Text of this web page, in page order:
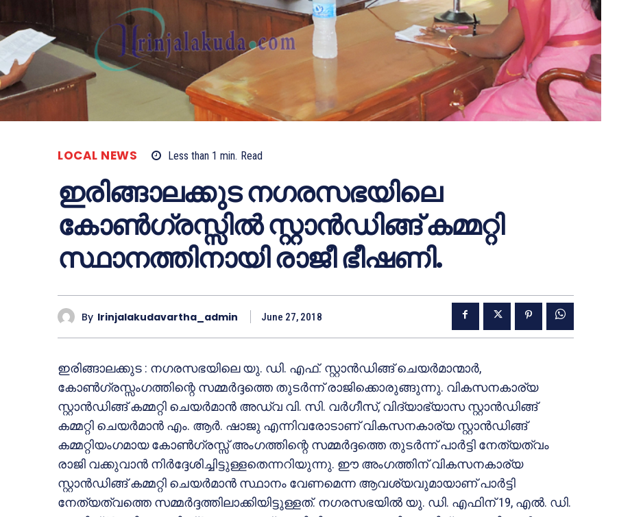
LOCAL NEWS Less than 1 min. Read
ഇരിങ്ങാലക്കുട നഗരസഭയിലെ
കോണ്‍ഗ്രസ്സില്‍ സ്റ്റാന്‍ഡിങ്ങ് കമ്മറ്റി
സ്ഥാനത്തിനായി രാജീ ഭീഷണി.
By Irinjalakudavartha_admin June 27, 2018
ഇരിങ്ങാലക്കുട : നഗരസഭയിലെ യു. ഡി. എഫ്. സ്റ്റാന്‍ഡിങ്ങ് ചെയര്‍മാന്മാര്‍,
കോണ്‍ഗ്രസ്സംഗത്തിന്റെ സമ്മര്‍ദ്ദത്തെ തുടര്‍ന്ന് രാജിക്കൊരുങ്ങുന്നു. വികസനകാര്യ
സ്റ്റാന്‍ഡിങ്ങ് കമ്മറ്റി ചെയര്‍മാന്‍ അഡ്വ വി. സി. വര്‍ഗീസ്, വിദ്യാഭ്യാസ സ്റ്റാന്‍ഡിങ്ങ്
കമ്മറ്റി ചെയര്‍മാന്‍ എം. ആര്‍. ഷാജു എന്നിവരോടാണ് വികസനകാര്യ സ്റ്റാന്‍ഡിങ്ങ്
കമ്മറ്റിയംഗമായ കോണ്‍ഗ്രസ്സ് അംഗത്തിന്റെ സമ്മര്‍ദ്ദത്തെ തുടര്‍ന്ന് പാര്‍ട്ടി നേത്യത്വം
രാജി വക്കുവാന്‍ നിര്‍ദ്ദേശിച്ചിട്ടുള്ളതെന്നറിയുന്നു. ഈ അംഗത്തിന് വികസനകാര്യ
സ്റ്റാന്‍ഡിങ്ങ് കമ്മറ്റി ചെയര്‍മാന്‍ സ്ഥാനം വേണമെന്ന ആവശ്യവുമായാണ് പാര്‍ട്ടി
നേത്യത്വത്തെ സമ്മര്‍ദ്ദത്തിലാക്കിയിട്ടുള്ളത്. നഗരസഭയില്‍ യു. ഡി. എഫിന് 19, എല്‍. ഡി.